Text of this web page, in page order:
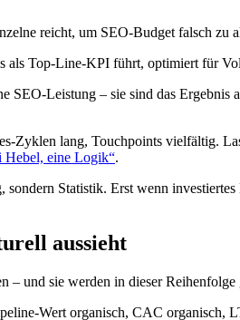
reicht, um SEO-Budget falsch zu
als Top-Line-KPI führt, optimiert für
SEO-Leistung – sie sind das
Zyklen lang, Touchpoints vielfältig.
Hebel, eine Logik“.
Statistik. Erst wenn
aussieht
– und sie werden in dieser Reihenfolge
Wert organisch, CAC organisch,